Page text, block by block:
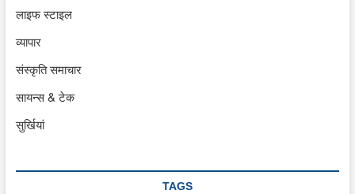
लाइफ स्टाइल
व्यापार
संस्कृति समाचार
सायन्स & टेक
सुर्खियां
TAGS